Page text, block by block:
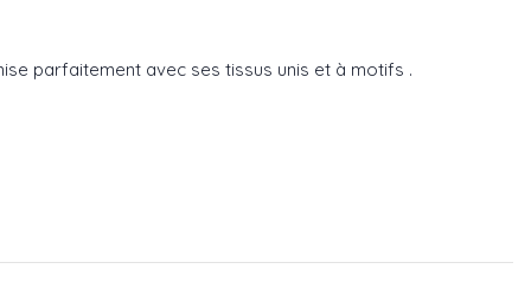
parfaitement avec ses tissus unis et à motifs .